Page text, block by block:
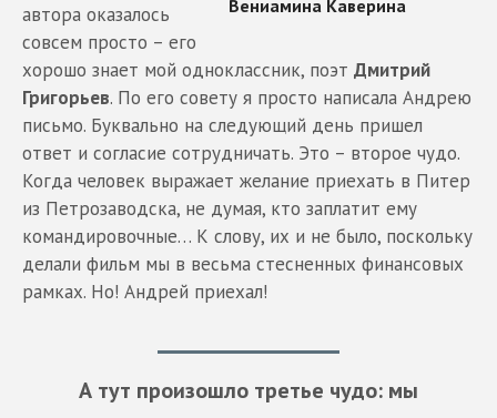
автора оказалось
совсем просто – его
хорошо знает мой одноклассник, поэт Дмитрий
Григорьев. По его совету я просто написала Андрею
письмо. Буквально на следующий день пришел
ответ и согласие сотрудничать. Это – второе чудо.
Когда человек выражает желание приехать в Питер
из Петрозаводска, не думая, кто заплатит ему
командировочные… К слову, их и не было, поскольку
делали фильм мы в весьма стесненных финансовых
рамках. Но! Андрей приехал!
А тут произошло третье чудо: мы